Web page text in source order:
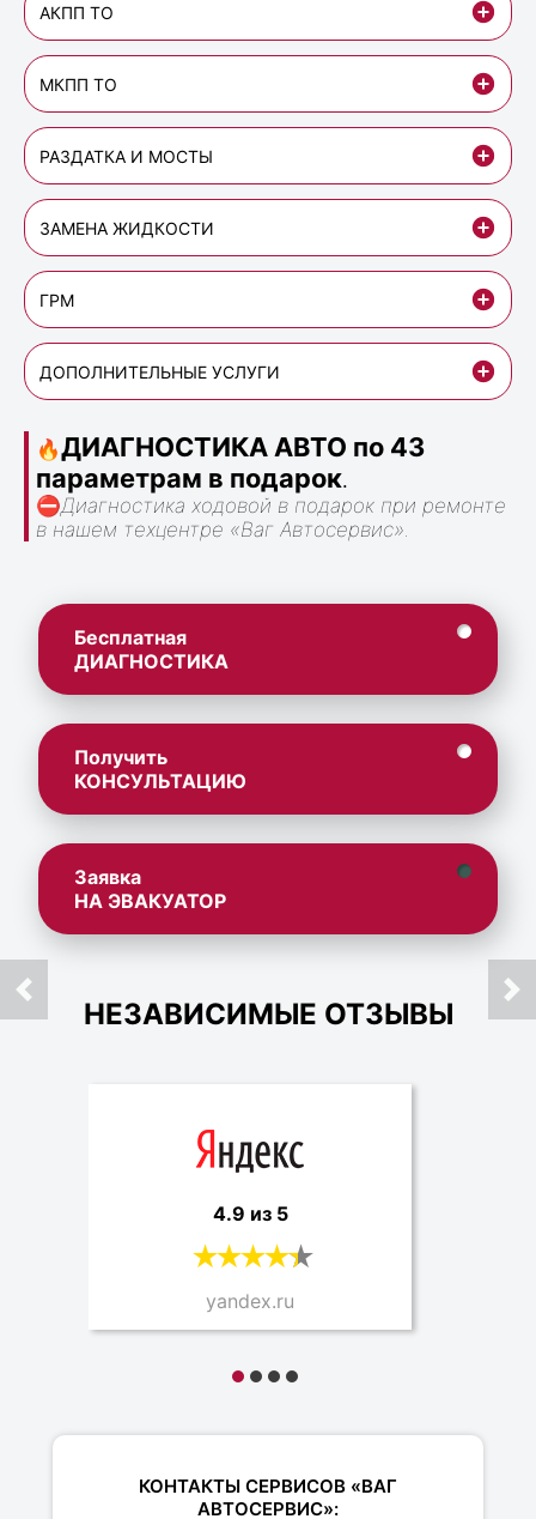
АКПП ТО
МКПП ТО
РАЗДАТКА И МОСТЫ
ЗАМЕНА ЖИДКОСТИ
ГРМ
ДОПОЛНИТЕЛЬНЫЕ УСЛУГИ
🔥ДИАГНОСТИКА АВТО по 43
параметрам в подарок.
⛔Диагностика ходовой в подарок при ремонте
в нашем техцентре «Ваг Автосервис».
Бесплатная
ДИАГНОСТИКА
Получить
КОНСУЛЬТАЦИЮ
Заявка
НА ЭВАКУАТОР
НЕЗАВИСИМЫЕ ОТЗЫВЫ
4.9 из 5
yandex.ru
КОНТАКТЫ СЕРВИСОВ «ВАГ
АВТОСЕРВИС»: